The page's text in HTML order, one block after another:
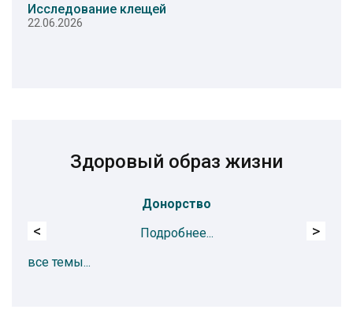
Исследование клещей
22.06.2026
Здоровый образ жизни
Донорство
Подробнее...
< >
все темы...